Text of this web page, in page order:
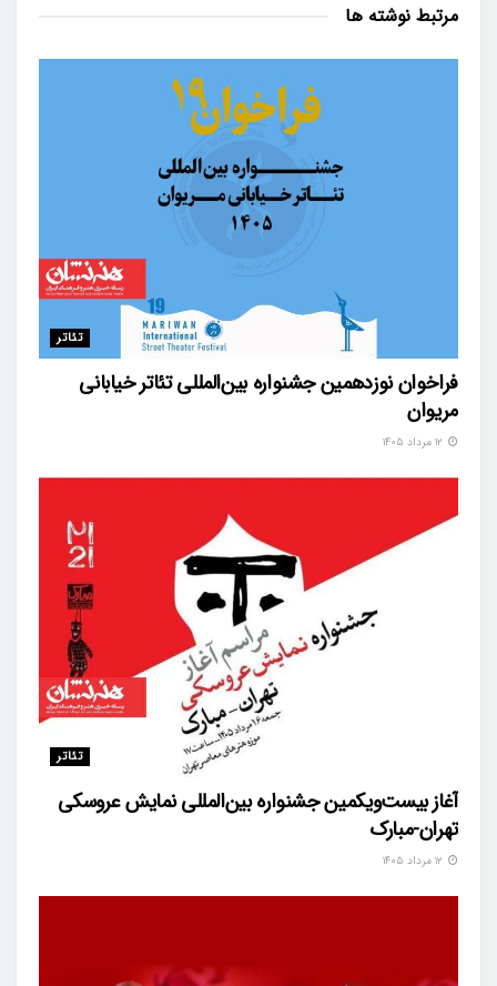
مرتبط نوشته ها
تئاتر
فراخوان نوزدهمین جشنواره بین‌المللی تئاتر خیابانی
مریوان
تئاتر
آغاز بیست‌ویکمین جشنواره بین‌المللی نمایش عروسکی
تهران-مبارک